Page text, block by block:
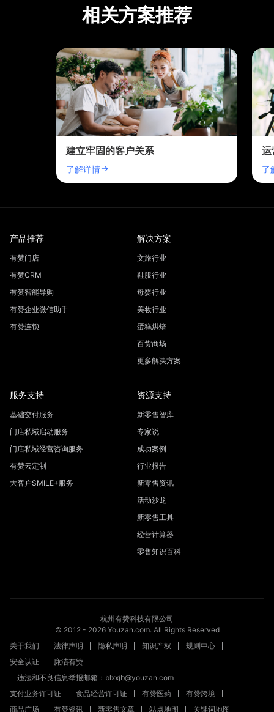
相关方案推荐
建立牢固的客户关系
了解详情
运
了
产品推荐
有赞门店
有赞CRM
有赞智能导购
有赞企业微信助手
有赞连锁
解决方案
文旅行业
鞋服行业
母婴行业
美妆行业
蛋糕烘焙
百货商场
更多解决方案
服务支持
基础交付服务
门店私域启动服务
门店私域经营咨询服务
有赞云定制
大客户SMILE+服务
资源支持
新零售智库
专家说
成功案例
行业报告
新零售资讯
活动沙龙
新零售工具
经营计算器
零售知识百科
杭州有赞科技有限公司
© 2012 - 2026Youzan.com. All Rights Reserved
关于我们
法律声明 隐私声明 知识产权
规则中心
安全认证
廉洁有赞
违法和不良信息举报邮箱：blxxjb@youzan.com
支付业务许可证
食品经营许可证 有赞医药
有赞跨境
商品广场
有赞资讯 新零售文章 站点地图 关键词地图